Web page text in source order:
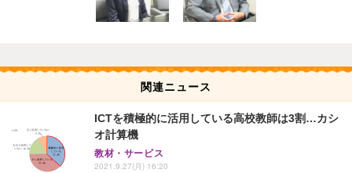
関連ニュース
ICTを積極的に活用している高校教師は3割…カシ
オ計算機
教材・サービス
2021.9.27(月) 16:20